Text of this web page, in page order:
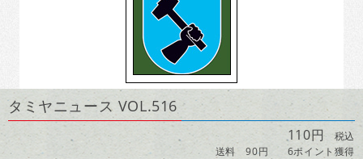
タミヤニュース VOL.516
110円 税込
送料 90円
6ポイント獲得